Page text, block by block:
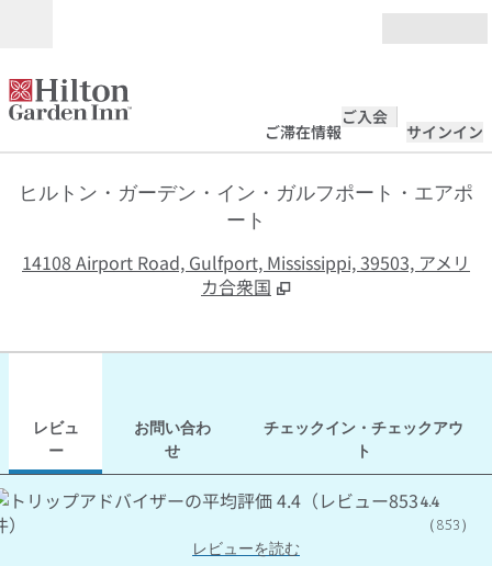
ご滞在情報
ご入会
サインイン
ヒルトン・ガーデン・イン・ガルフポート・エアポ
ート
14108 Airport Road, Gulfport, Mississippi, 39503, アメリ
カ合衆国
レビュ
ー
お問い合わ
せ
お問い合わせ チェックイン・チェックアウ
ト
4.4
（853）
レビューを読む